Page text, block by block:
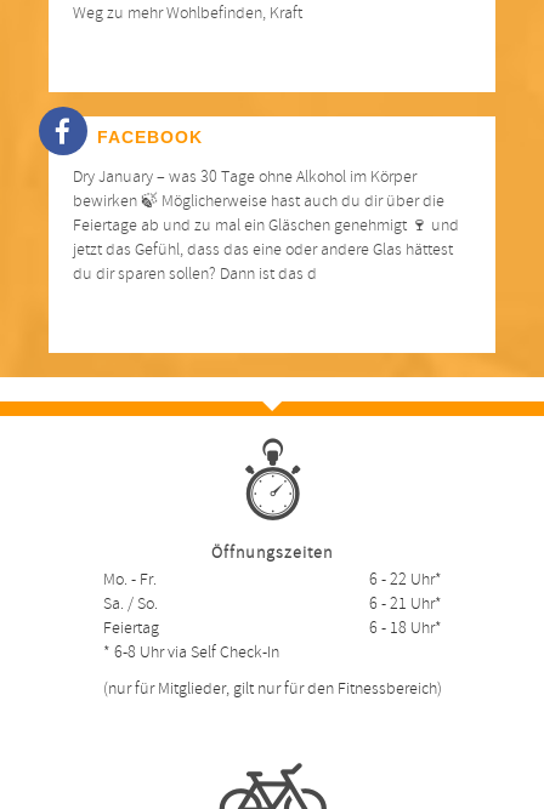
Weg zu mehr Wohlbefinden, Kraft
FACEBOOK
Dry January – was 30 Tage ohne Alkohol im Körper
bewirken 🍃 Möglicherweise hast auch du dir über die
Feiertage ab und zu mal ein Gläschen genehmigt 🍷 und
jetzt das Gefühl, dass das eine oder andere Glas hättest
du dir sparen sollen? Dann ist das d
Öffnungszeiten
Mo. - Fr.
6 - 22 Uhr*
Sa. / So.
6 - 21 Uhr*
Feiertag
6 - 18 Uhr*
* 6-8 Uhr via Self Check-In
(nur für Mitglieder, gilt nur für den Fitnessbereich)